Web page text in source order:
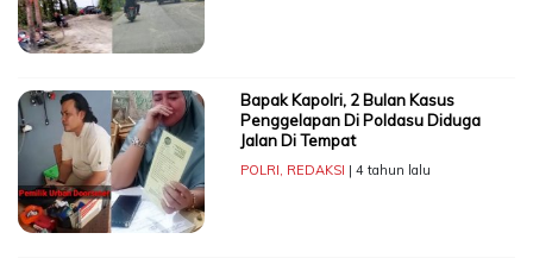
Bapak Kapolri, 2 Bulan Kasus
Penggelapan Di Poldasu Diduga
Jalan Di Tempat
POLRI REDAKSI | 4 tahun lalu